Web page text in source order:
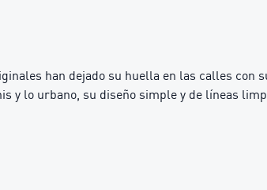
han dejado su huella en las calles
y lo urbano, su diseño simple y de líneas